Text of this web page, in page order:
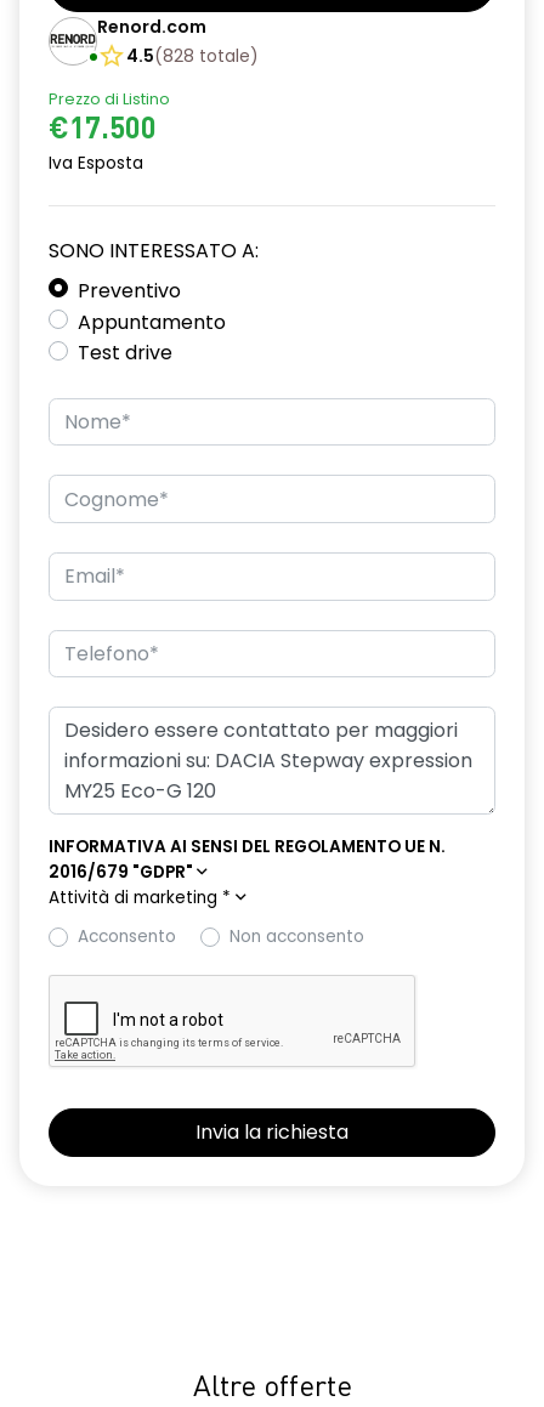
Renord.com
4.5(828 totale)
Prezzo di Listino
€17.500
Iva Esposta
SONO INTERESSATO A:
Preventivo
Appuntamento
Test drive
INFORMATIVA AI SENSI DEL REGOLAMENTO UE N.
2016/679 "GDPR"
Attività di marketing *
Acconsento
Non acconsento
Altre offerte